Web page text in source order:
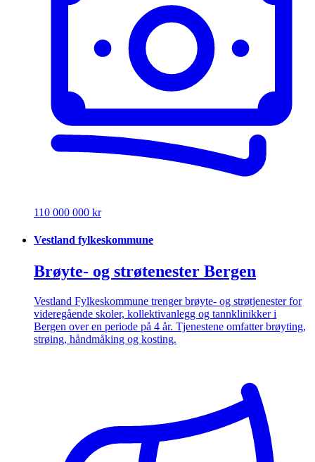
110 000 000 kr
Vestland fylkeskommune
Brøyte- og strøtenester Bergen
Vestland Fylkeskommune trenger brøyte- og strøtjenester for
videregående skoler, kollektivanlegg og tannklinikker i
Bergen over en periode på 4 år. Tjenestene omfatter brøyting,
strøing, håndmåking og kosting.